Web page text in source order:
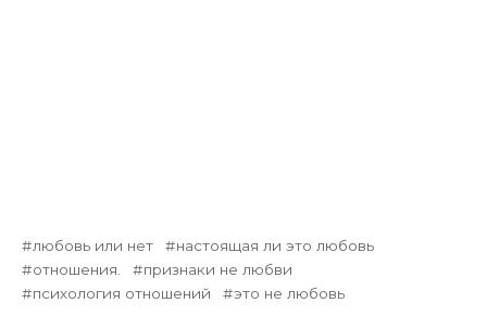
любовь или нет
настоящая ли это любовь
отношения.
признаки не любви
психология отношений
это не любовь